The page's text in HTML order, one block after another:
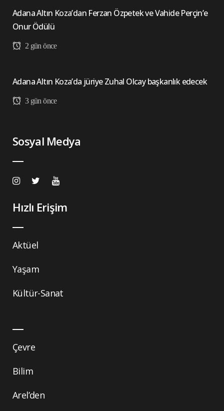
Adana Altın Koza’dan Ferzan Özpetek ve Vahide Perçin’e
Onur Ödülü
2 gün önce
Adana Altın Koza’da jüriye Zuhal Olcay başkanlık edecek
3 gün önce
Sosyal Medya
Hızlı Erişim
Aktüel
Yaşam
Kültür-Sanat
Çevre
Bilim
Arel’den